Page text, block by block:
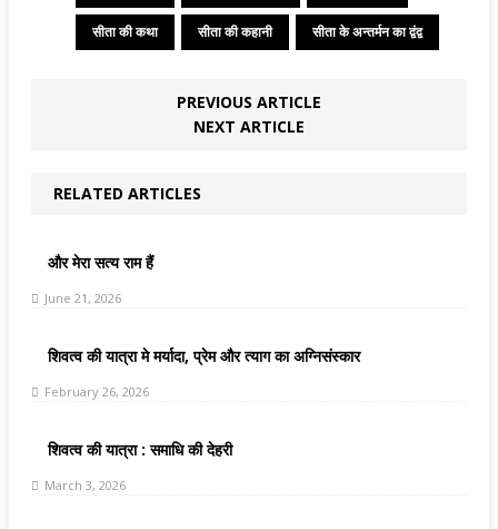
सीता की कथा सीता की कहानी सीता के अन्तर्मन का द्वंद्व
PREVIOUS ARTICLE
NEXT ARTICLE
RELATED ARTICLES
और मेरा सत्य राम हैं
June 21, 2026
शिवत्व की यात्रा मे मर्यादा, प्रेम और त्याग का अग्निसंस्कार
February 26, 2026
शिवत्व की यात्रा : समाधि की देहरी
March 3, 2026